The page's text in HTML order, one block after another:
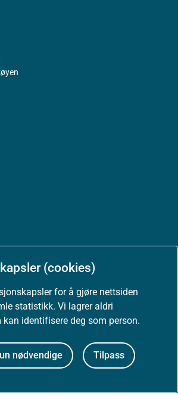
(cookies)
for å gjøre nettsiden
statistikk. Vi lagrer aldri
identifisere deg som person.
nødvendige Tilpass